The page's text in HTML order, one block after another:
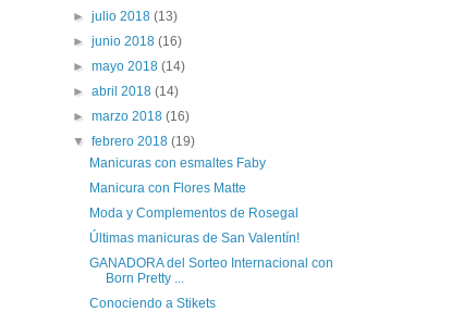
►julio 2018(13)
►junio 2018(16)
►mayo 2018(14)
►abril 2018(14)
►marzo 2018(16)
▼febrero 2018(19)
Manicuras con esmaltes Faby
Manicura con Flores Matte
Moda y Complementos de Rosegal
Últimas manicuras de San Valentín!
GANADORA del Sorteo Internacional con
Born Pretty ...
Conociendo a Stikets